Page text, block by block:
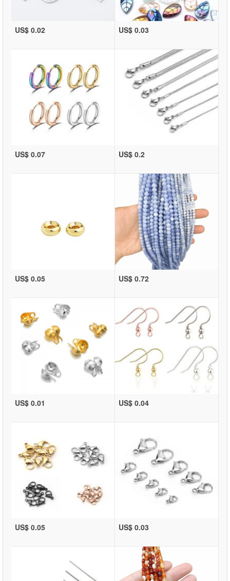
US$ 0.02 US$ 0.03
US$ 0.07 US$ 0.2
US$ 0.05 US$ 0.72
US$ 0.01 US$ 0.04
US$ 0.05 US$ 0.03